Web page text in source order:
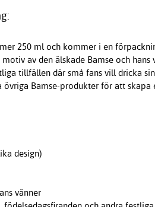
250 ml och kommer i en
av den älskade Bamse och hans
tillfällen där små fans vill dricka
övriga Bamse-produkter för att
design)
vänner